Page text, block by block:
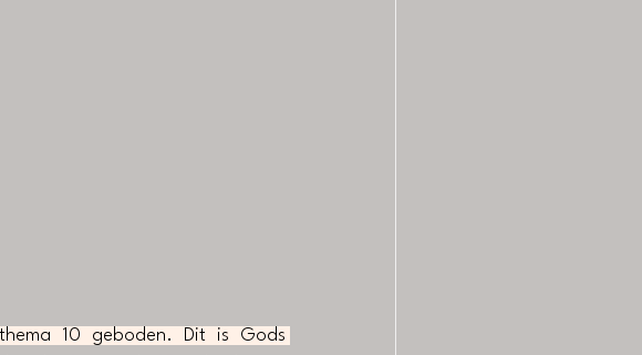
10 geboden. Dit is Gods